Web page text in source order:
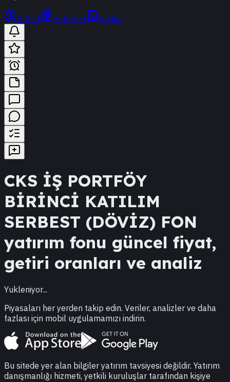
t-Chat Haberler Yazılar
CKS İŞ PORTFÖY
BİRİNCİ KATILIM
SERBEST (DÖVİZ) FON
yatırım fonu güncel fiyat,
getiri oranları ve analiz
Yukleniyor...
Piyasaları her yerden takip edin. Veriler, analizler ve daha
fazlası için mobil uygulamamızı indirin.
Bu sitede yer alan bilgiler yatırım tavsiyesi değildir. Yatırım
danışmanlığı hizmeti, yetkili kuruluşlar tarafından kişiye